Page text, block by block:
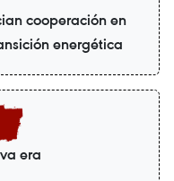
cooperación en
energética
era